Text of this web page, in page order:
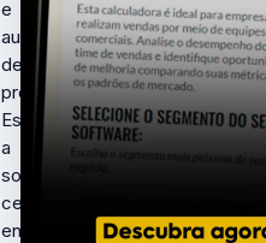
e
automação
de
processos.
Escolher
a
solução
certa
envolve